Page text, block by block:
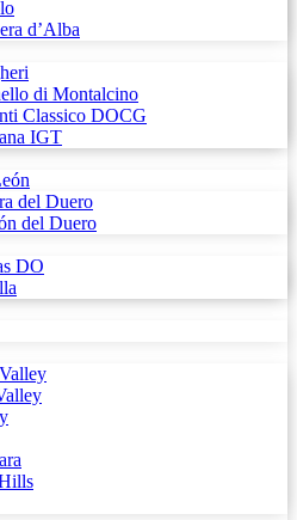
d’Alba
di Montalcino
Classico DOCG
IGT
del Duero
del Duero
DO